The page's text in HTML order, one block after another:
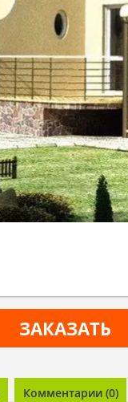
ЗАКАЗАТЬ
Комментарии (0)